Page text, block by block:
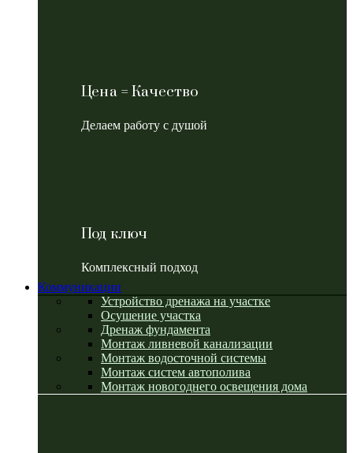
Цена = Качество
Делаем работу с душой
Под ключ
Комплексный подход
Коммуникации
Устройство дренажа на участке
Осушение участка
Дренаж фундамента
Монтаж ливневой канализации
Монтаж водосточной системы
Монтаж систем автополива
Монтаж новогоднего освещения дома